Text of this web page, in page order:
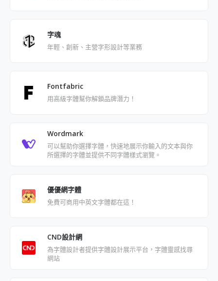
字魂
年輕、創新、主營字形設計等業務
Fontfabric
用高級字體幫你解鎖品牌潛力！
Wordmark
可以幫助你選擇字體，快速地展示你輸入的文本與你
所選擇的字體並提供不同字體樣式瀏覽。
優優網字體
免費可商用中英文字體都在這！
CND設計網
為字體設計者提供字體設計展示平台，字體靈感找尋
網站